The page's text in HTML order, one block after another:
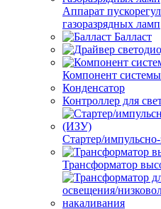
Аппарат
газоразрядных ламп
Балласт
Компонент
Конденсатор
Контроллер для
Стартер/
Трансформатор